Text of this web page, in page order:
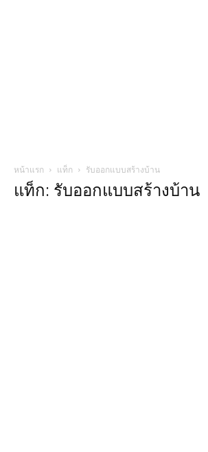
หน้าแรก แท็ก รับออกแบบสร้างบ้าน
แท็ก: รับออกแบบสร้างบ้าน